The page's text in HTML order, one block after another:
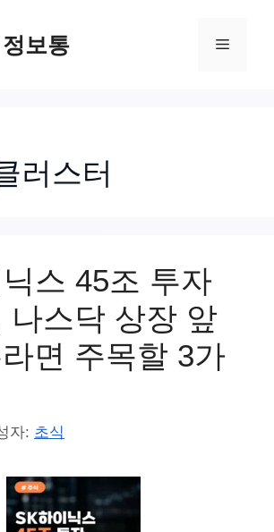
보통 메
러스터
스 45조 투자
나스닥 상장 앞
면 주목할 3가
자: 초식